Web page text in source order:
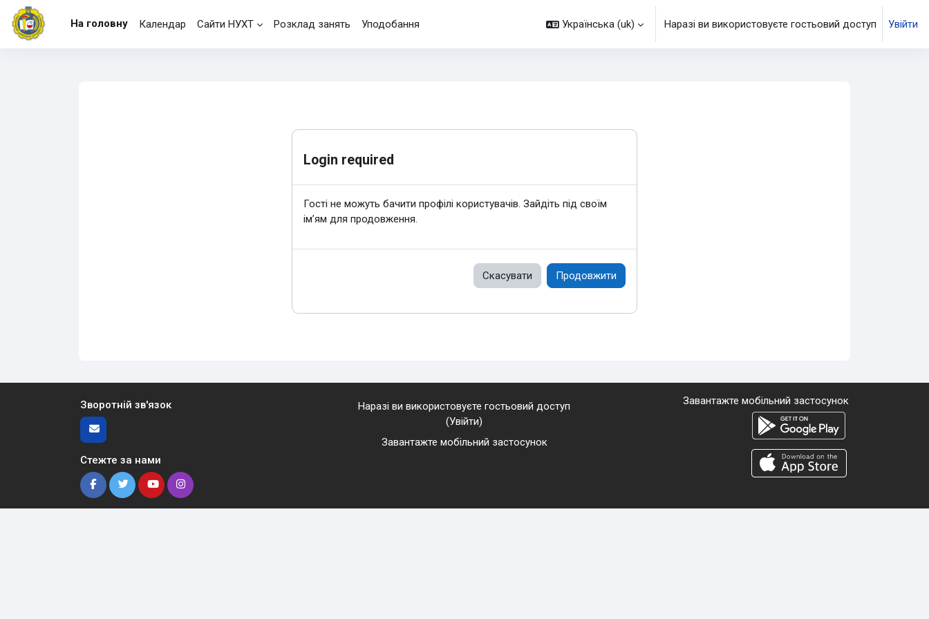
Перейти до головного вмісту
На головну
Календар Сайти НУХТ Розклад занять Уподобання Українська ‎(uk)‎ Наразі ви використовуєте гостьовий доступ Увійти
Login required
Гості не можуть бачити профілі користувачів. Зайдіть під своїм
ім’ям для продовження.
Скасувати Продовжити
Зворотній зв'язок
Стежте за нами
Наразі ви використовуєте гостьовий доступ
(Увійти)
Завантажте мобільний застосунок
Завантажте мобільний застосунок